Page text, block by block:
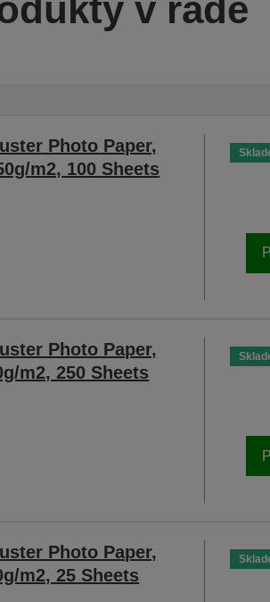
v řadě
Photo Paper,
m2, 100 Sheets
Photo Paper,
m2, 250 Sheets
Photo Paper,
m2, 25 Sheets